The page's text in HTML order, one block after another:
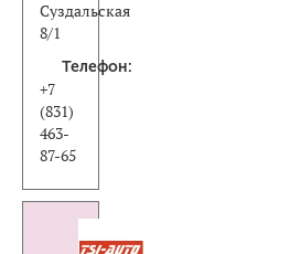
Суздальская
8/1
Телефон:
+7
(831)
463-
87-65